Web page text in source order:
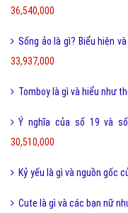
36,540,000
Sống ảo là gì? Biểu hiện
33,937,000
Tomboy là gì và hiểu như
Ý nghĩa của số 19 và
30,510,000
Kỷ yếu là gì và nguồn gốc
Cute là gì và các bạn nữ